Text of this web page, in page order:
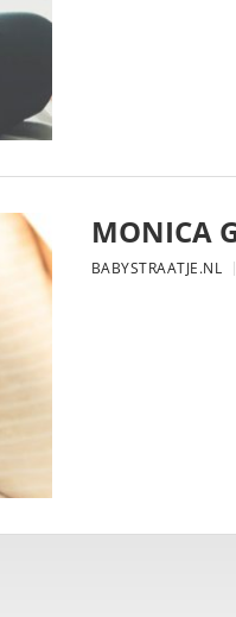
MONICA
BABYSTRAATJE.NL